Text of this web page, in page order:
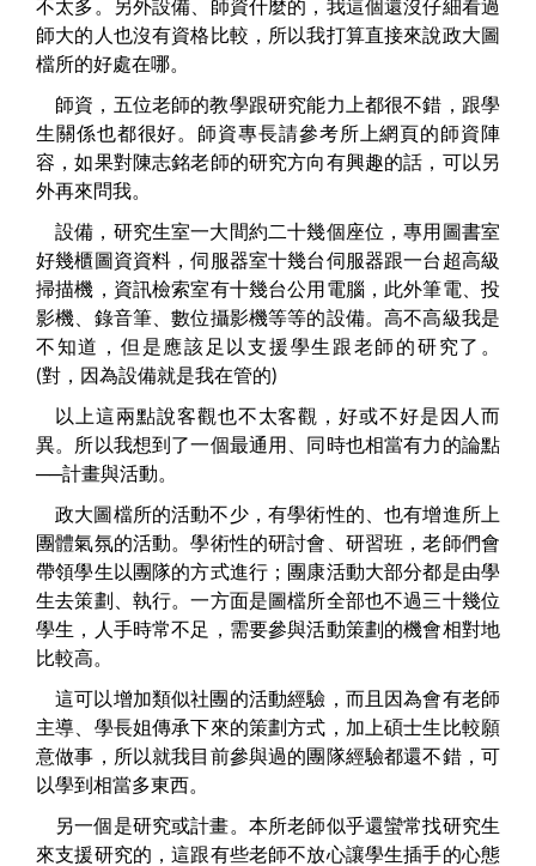
不太多。另外設備、師資什麼的，我這個還沒仔細看過
師大的人也沒有資格比較，所以我打算直接來說政大圖
檔所的好處在哪。
師資，五位老師的教學跟研究能力上都很不錯，跟學
生關係也都很好。師資專長請參考所上網頁的師資陣
容，如果對陳志銘老師的研究方向有興趣的話，可以另
外再來問我。
設備，研究生室一大間約二十幾個座位，專用圖書室
好幾櫃圖資資料，伺服器室十幾台伺服器跟一台超高級
掃描機，資訊檢索室有十幾台公用電腦，此外筆電、投
影機、錄音筆、數位攝影機等等的設備。高不高級我是
不知道，但是應該足以支援學生跟老師的研究了。
(對，因為設備就是我在管的)
以上這兩點說客觀也不太客觀，好或不好是因人而
異。所以我想到了一個最通用、同時也相當有力的論點
──計畫與活動。
政大圖檔所的活動不少，有學術性的、也有增進所上
團體氣氛的活動。學術性的研討會、研習班，老師們會
帶領學生以團隊的方式進行；團康活動大部分都是由學
生去策劃、執行。一方面是圖檔所全部也不過三十幾位
學生，人手時常不足，需要參與活動策劃的機會相對地
比較高。
這可以增加類似社團的活動經驗，而且因為會有老師
主導、學長姐傳承下來的策劃方式，加上碩士生比較願
意做事，所以就我目前參與過的團隊經驗都還不錯，可
以學到相當多東西。
另一個是研究或計畫。本所老師似乎還蠻常找研究生
來支援研究的，這跟有些老師不放心讓學生插手的心態